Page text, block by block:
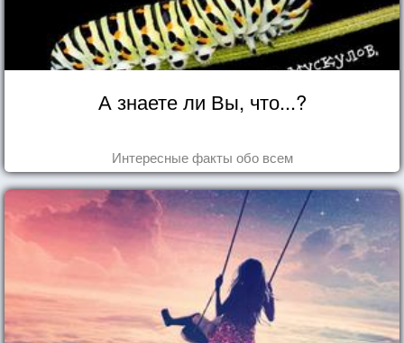
А знаете ли Вы, что...?
Интересные факты обо всем